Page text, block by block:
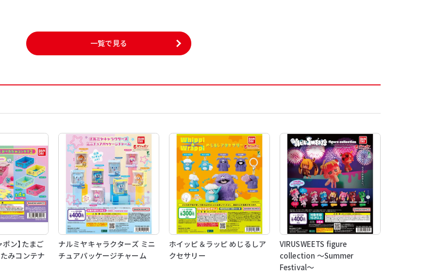
一覧で見る
ン】たまご
みコンテナ
ナルミヤキャラクターズ ミニ
チュアパッケージチャーム
ホイッピ＆ラッピ めじるしア
クセサリー
VIRUSWEETS figure
collection ～Summer
Festival～